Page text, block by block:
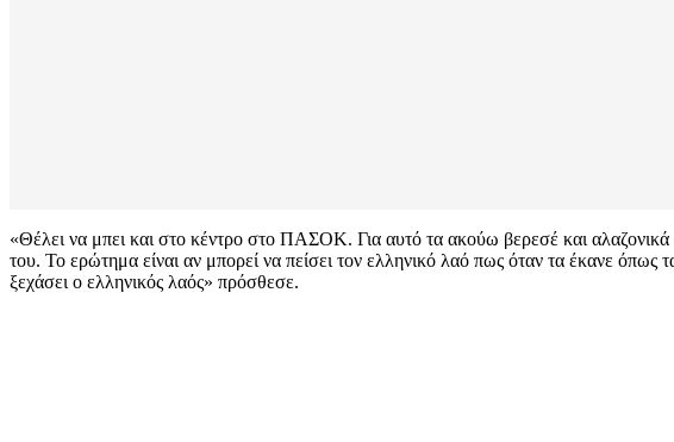
«Θέλει να μπει και στο κέντρο στο ΠΑΣΟΚ. Για αυτό τα ακούω βερεσέ και αλαζονικά
του. Το ερώτημα είναι αν μπορεί να πείσει τον ελληνικό λαό πως όταν τα έκανε
ξεχάσει ο ελληνικός λαός» πρόσθεσε.